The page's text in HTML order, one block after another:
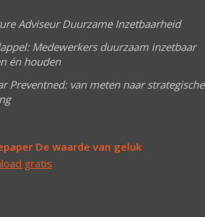
Adviseur Duurzame Inzetbaarheid
Medewerkers duurzaam inzetbaar
én houden
Preventned: van meten naar strategische
De waarde van geluk
gratis